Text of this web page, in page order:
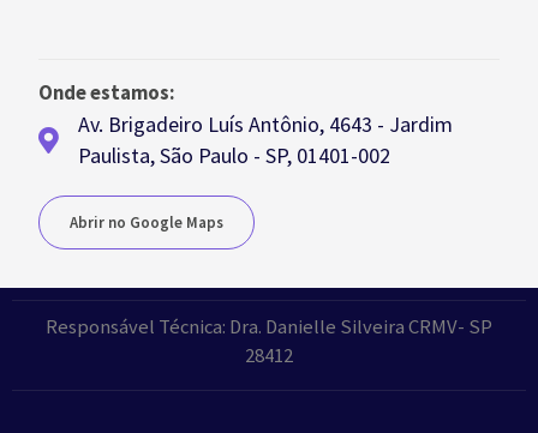
Onde estamos:
Av. Brigadeiro Luís Antônio, 4643 - Jardim
Paulista, São Paulo - SP, 01401-002
Abrir no Google Maps
Responsável Técnica: Dra. Danielle Silveira CRMV- SP
28412